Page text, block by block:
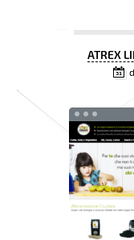
ATREX